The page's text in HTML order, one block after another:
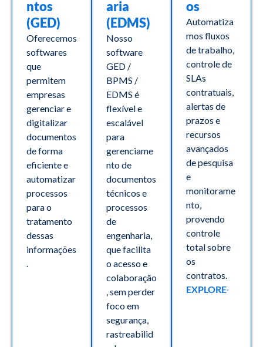
ntos
(GED)
Oferecemos
softwares
que
permitem
empresas
gerenciar e
digitalizar
documentos
de forma
eficiente e
automatizar
processos
para o
tratamento
dessas
informações
.
aria
(EDMS)
Nosso
software
GED /
BPMS /
EDMS é
flexível e
escalável
para
gerenciame
nto de
documentos
técnicos e
processos
de
engenharia,
que facilita
o acesso e
colaboração
, sem perder
foco em
segurança,
rastreabilid
os
Automatiza
mos fluxos
de trabalho,
controle de
SLAs
contratuais,
alertas de
prazos e
recursos
avançados
de pesquisa
e
monitorame
nto,
provendo
controle
total sobre
os
contratos.
EXPLORE